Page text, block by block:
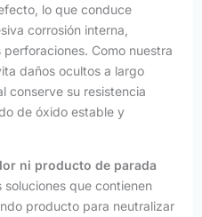
lo que conduce
corrosión interna,
Como nuestra
daños ocultos a largo
conserve su resistencia
de óxido estable y
ni producto de parada
soluciones que contienen
producto para neutralizar